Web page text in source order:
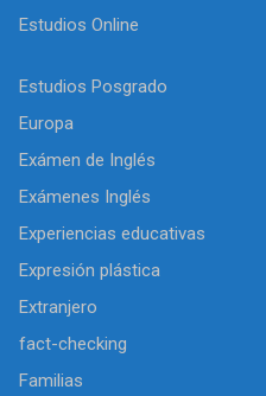
Estudios Online
Estudios Posgrado
Europa
Exámen de Inglés
Exámenes Inglés
Experiencias educativas
Expresión plástica
Extranjero
fact-checking
Familias